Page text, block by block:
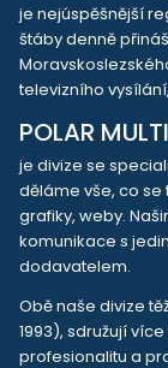
je nejúspěšnější
štáby denně
televizního
POLAR
je divize se
děláme vše, co se
grafiky, weby.
komunikace s
dodavatelem.
Obě naše divize
1993), sdružují
profesionalitu a